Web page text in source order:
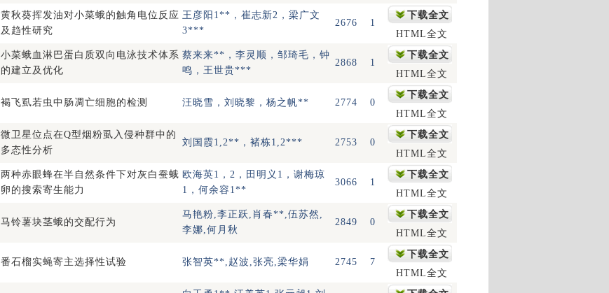
黄秋葵挥发油对小菜蛾的触角电位反应
及趋性研究
王彦阳1**，崔志新2，梁广文
3***
2676 1
下载全文
HTML全文
小菜蛾血淋巴蛋白质双向电泳技术体系
的建立及优化
蔡来来**，李灵顺，邹琦毛，钟
鸣，王世贵***
2868 1
下载全文
HTML全文
褐飞虱若虫中肠凋亡细胞的检测 汪晓雪，刘晓黎，杨之帆** 2774 0
下载全文
HTML全文
微卫星位点在Q型烟粉虱入侵种群中的
多态性分析
刘国霞1,2**，褚栋1,2*** 2753 0
下载全文
HTML全文
两种赤眼蜂在半自然条件下对灰白蚕蛾
卵的搜索寄生能力
欧海英1，2，田明义1，谢梅琼
1，何余容1**
3066 1
下载全文
HTML全文
马铃薯块茎蛾的交配行为
马艳粉,李正跃,肖春**,伍苏然,
李娜,何月秋
2849 0
下载全文
HTML全文
番石榴实蝇寄主选择性试验 张智英**,赵波,张亮,梁华娟 2745 7
下载全文
HTML全文